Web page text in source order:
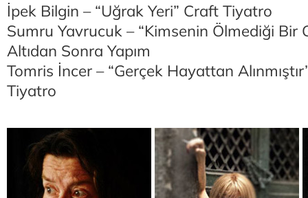
İpek Bilgin – “Uğrak Yeri” Craft Tiyatro
Sumru Yavrucuk – “Kimsenin Ölmediği Bir
Altıdan Sonra Yapım
Tomris İncer – “Gerçek Hayattan
Tiyatro